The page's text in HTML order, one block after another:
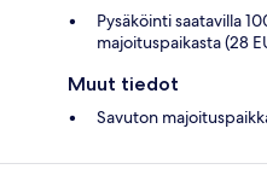
Pysäköinti saatavilla
majoituspaikasta (28
Muut tiedot
Savuton